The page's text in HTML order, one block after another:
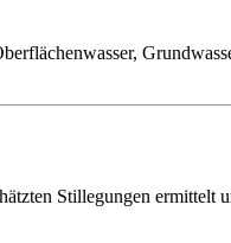
Stillegungen ermittelt